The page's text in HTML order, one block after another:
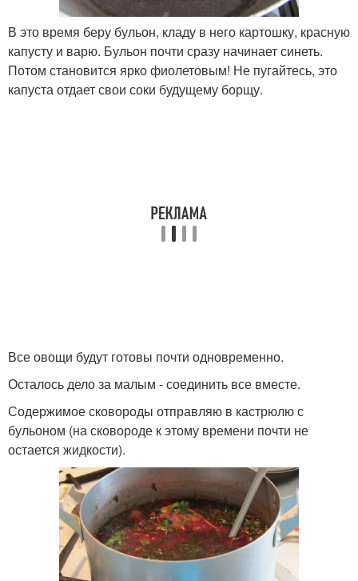
В это время беру бульон, кладу в него картошку, красную
капусту и варю. Бульон почти сразу начинает синеть.
Потом становится ярко фиолетовым! Не пугайтесь, это
капуста отдает свои соки будущему борщу.
Все овощи будут готовы почти одновременно.
Осталось дело за малым - соединить все вместе.
Содержимое сковороды отправляю в кастрюлю с
бульоном (на сковороде к этому времени почти не
остается жидкости).